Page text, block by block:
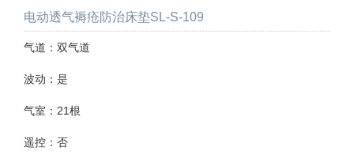
电动透气褥疮防治床垫SL-S-109
气道：双气道
波动：是
气室：21根
遥控：否